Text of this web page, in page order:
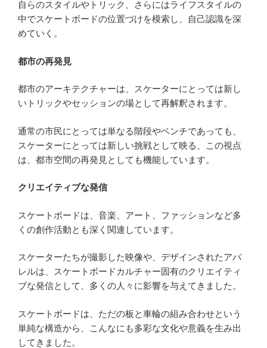
自らのスタイルやトリック、さらにはライフスタイルの
中でスケートボードの位置づけを模索し、自己認識を深
めていく。
都市の再発見
都市のアーキテクチャーは、スケーターにとっては新し
いトリックやセッションの場として再解釈されます。
通常の市民にとっては単なる階段やベンチであっても、
スケーターにとっては新しい挑戦として映る、この視点
は、都市空間の再発見としても機能しています。
クリエイティブな発信
スケートボードは、音楽、アート、ファッションなど多
くの創作活動とも深く関連しています。
スケーターたちが撮影した映像や、デザインされたアパ
レルは、スケートボードカルチャー固有のクリエイティ
ブな発信として、多くの人々に影響を与えてきました。
スケートボードは、ただの板と車輪の組み合わせという
単純な構造から、こんなにも多彩な文化や意義を生み出
してきました。